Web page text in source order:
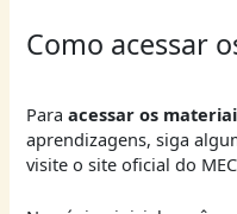
Como acessar
Paraacessar os
aprendizagens, siga
visite o site oficial do